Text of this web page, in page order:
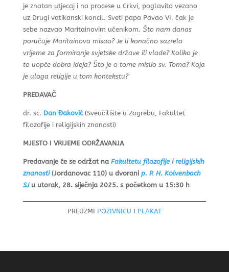
je znatan utjecaj i na procese u Crkvi, poglavito vezano
uz Drugi vatikanski koncil. Sveti papa Pavao VI. čak je
sebe nazvao Maritainovim učenikom. Što nam danas
poručuje Maritainova misao? Je li konačno sazrelo
vrijeme za formiranje svjetske države ili vlade? Koliko je
to uopće dobra ideja? Što je o tome mislio sv. Toma? Koja
je uloga religije u tom kontekstu?
PREDAVAČ
dr. sc. Dan Đaković(Sveučilište u Zagrebu, Fakultet
filozofije i religijskih znanosti)
MJESTO I VRIJEME ODRŽAVANJA
Predavanje će se održat na Fakultetu filozofije i religijskih
znanosti(Jordanovac 110) u dvorani p. P. H. Kolvenbach
SJu utorak, 28. siječnja 2025. s početkom u 15:30 h
PREUZMI POZIVNICU I PLAKAT